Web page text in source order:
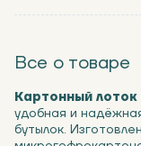
Все о товаре
Картонный
удобная и
бутылок.